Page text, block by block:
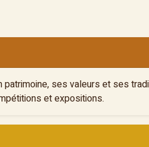
ses valeurs et ses
et expositions.